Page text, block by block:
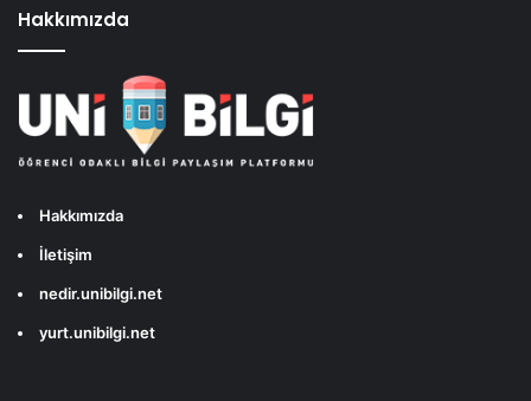
Hakkımızda
Hakkımızda
İletişim
nedir.unibilgi.net
yurt.unibilgi.net